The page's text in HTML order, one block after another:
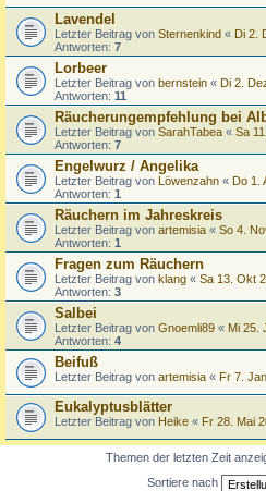
Lavendel
Letzter Beitrag von Sternenkind « Di 2.
Antworten: 7
Lorbeer
Letzter Beitrag von bernstein « Di 2.
Antworten: 11
Räucherungempfehlung bei
Letzter Beitrag von SarahTabea « Sa
Antworten: 7
Engelwurz / Angelika
Letzter Beitrag von Löwenzahn « Do 1.
Antworten: 1
Räuchern im Jahreskreis
Letzter Beitrag von artemisia « So 4.
Antworten: 1
Fragen zum Räuchern
Letzter Beitrag von klang « Sa 13. Okt
Antworten: 3
Salbei
Letzter Beitrag von Gnoemli89 « Mi 25.
Antworten: 4
Beifuß
Letzter Beitrag von artemisia « Fr 7.
Eukalyptusblätter
Letzter Beitrag von Heike « Fr 28. Mai
Themen der letzten Zeit
Sortiere nach